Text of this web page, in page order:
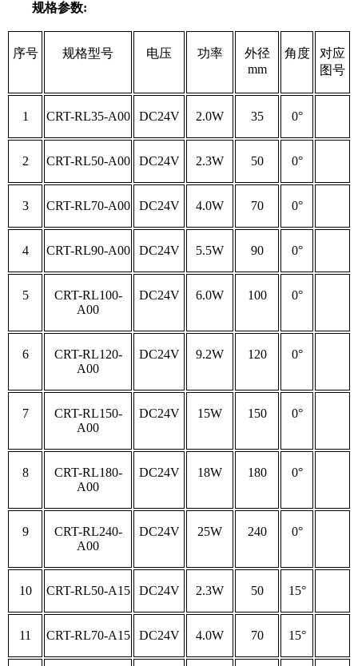
规格参数:
序号 规格型号 电压 功率
外径
mm
角度
对应
图号
1 CRT-RL35-A00 DC24V 2.0W 35 0°
2 CRT-RL50-A00 DC24V 2.3W 50 0°
3 CRT-RL70-A00 DC24V 4.0W 70 0°
4 CRT-RL90-A00 DC24V 5.5W 90 0°
5
CRT-RL100-
A00
DC24V 6.0W 100 0°
6
CRT-RL120-
A00
DC24V 9.2W 120 0°
7
CRT-RL150-
A00
DC24V 15W 150 0°
8
CRT-RL180-
A00
DC24V 18W 180 0°
9
CRT-RL240-
A00
DC24V 25W 240 0°
10 CRT-RL50-A15 DC24V 2.3W 50 15°
11 CRT-RL70-A15 DC24V 4.0W 70 15°